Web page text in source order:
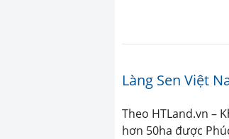
Làng Sen Việt
Theo HTLand.vn –
hơn 50ha được